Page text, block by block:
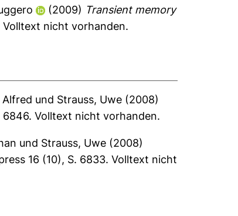
(2009) Transient memory
Volltext nicht vorhanden.
Alfred und Strauss, Uwe (2008)
6846.Volltext nicht vorhanden.
und Strauss, Uwe (2008)
16 (10), S. 6833.Volltext nicht